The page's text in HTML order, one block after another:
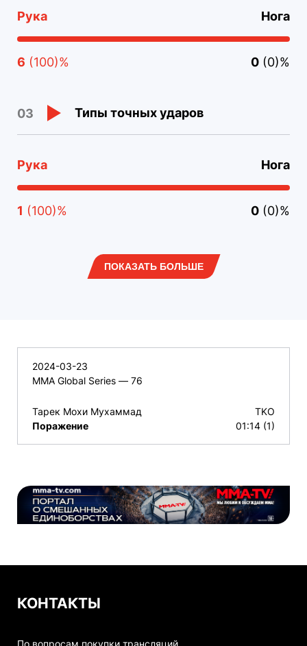
Рука Нога
6 (100)% 0 (0)%
03 Типы точных ударов
Рука Нога
1 (100)% 0 (0)%
ПОКАЗАТЬ БОЛЬШЕ
2024-03-23
MMA Global Series — 76
Тарек Мохи Мухаммад
Поражение
TKO
01:14 (1)
КОНТАКТЫ
По вопросам покупки трансляций